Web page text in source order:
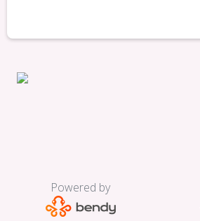
Powered by